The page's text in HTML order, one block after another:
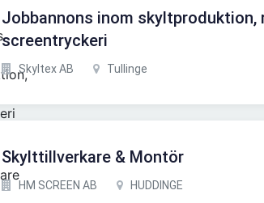
Jobbannons inom skyltproduktion,
screentryckeri
Skyltex AB Tullinge
Skylttillverkare & Montör
HM SCREEN AB HUDDINGE